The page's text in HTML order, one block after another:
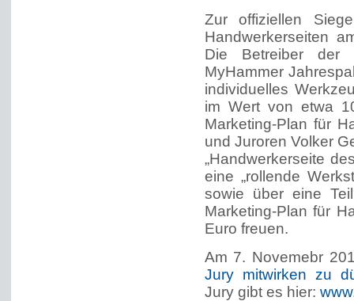
Zur offiziellen
Handwerkerseiten
Die Betreiber der
MyHammer
individuelles
im Wert von etwa
Marketing-Plan für
und Juroren Volker
„Handwerkerseite
eine „rollende
sowie über eine
Marketing-Plan für
Euro freuen.
Am 7. Novemebr
Jury mitwirken zu
Jury gibt es hier: